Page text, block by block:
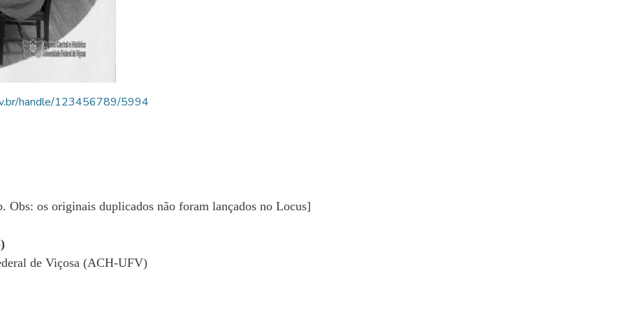
handle/123456789/5994
Obs: os originais duplicados não foram lançados no Locus]
de Viçosa (ACH-UFV)